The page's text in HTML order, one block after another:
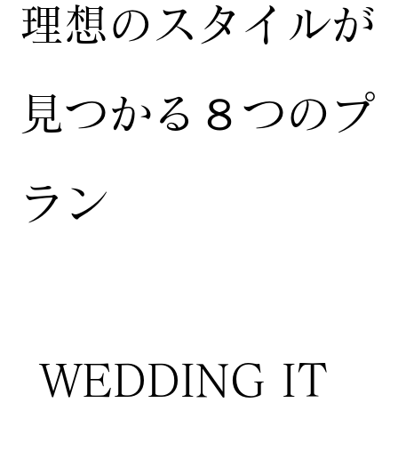
​理想のスタイルが
見つかる８つのプ
ラン
WEDDING IT